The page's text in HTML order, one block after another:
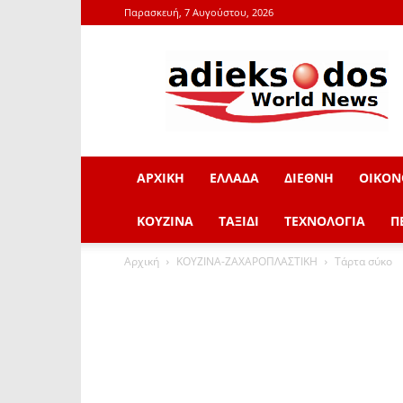
Παρασκευή, 7 Αυγούστου, 2026
adieksodos.gr
ΑΡΧΙΚΗ ΕΛΛΑΔΑ ΔΙΕΘΝΗ
ΚΟΥΖΙΝΑ ΤΑΞΙΔΙ ΤΕΧΝΟΛΟΓΙΑ
Αρχική ΚΟΥΖΙΝΑ-ΖΑΧΑΡΟΠΛΑΣΤΙΚΗ Τάρτα σύκο